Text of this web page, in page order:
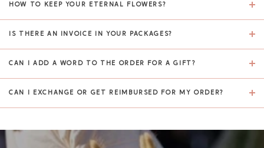
HOW TO KEEP YOUR ETERNAL FLOWERS?
IS THERE AN INVOICE IN YOUR PACKAGES?
CAN I ADD A WORD TO THE ORDER FOR A GIFT?
CAN I EXCHANGE OR GET REIMBURSED FOR MY ORDER?